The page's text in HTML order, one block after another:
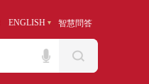
ENGLISH 智慧問答